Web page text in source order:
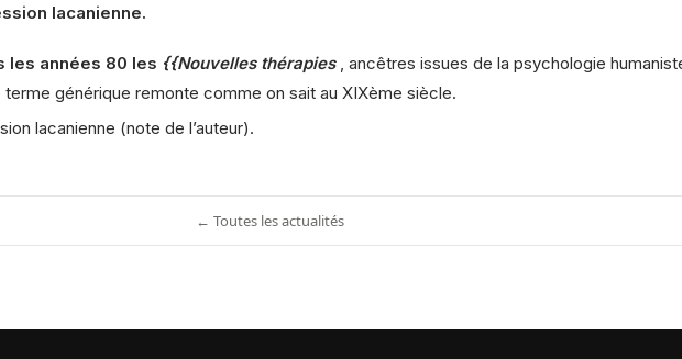
lacanienne.
les années 80 les {{Nouvelles thérapies
, ancêtres issues de la psychologie
terme générique remonte comme on sait au XIXème siècle.
lacanienne (note de l’auteur).
← Toutes les actualités